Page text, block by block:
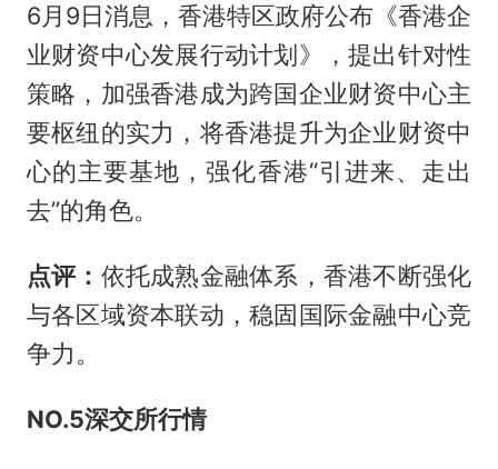
6月9日消息，香港特区政府公布《香港企
业财资中心发展行动计划》，提出针对性
策略，加强香港成为跨国企业财资中心主
要枢纽的实力，将香港提升为企业财资中
心的主要基地，强化香港“引进来、走出
去”的角色。
点评： 依托成熟金融体系，香港不断强化
与各区域资本联动，稳固国际金融中心竞
争力。
NO.5深交所行情